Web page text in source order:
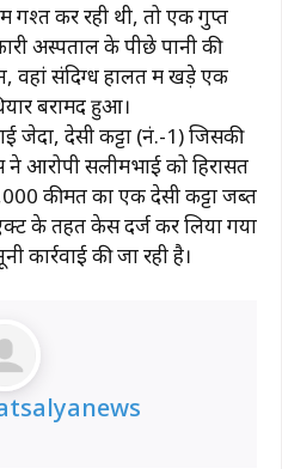
गश्त कर रही थी, तो एक गुप्त
अस्पताल के पीछे पानी की
वहां संदिग्ध हालत में खड़े एक
बरामद हुआ।
जेदा, देसी कट्टा (नं.-1) जिसकी
आरोपी सलीमभाई को हिरासत
कीमत का एक देसी कट्टा जब्त
के तहत केस दर्ज कर लिया गया
कार्रवाई की जा रही है।